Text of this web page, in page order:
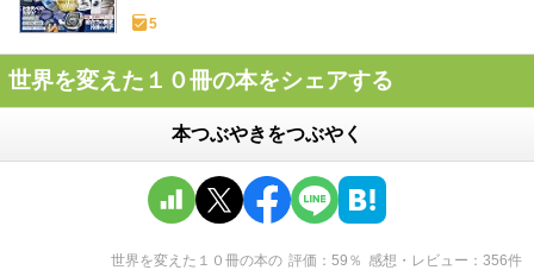
5
世界を変えた１０冊の本をシェアする
本つぶやきをつぶやく
世界を変えた１０冊の本の 評価 59 ％ 感想・レビュー 356件